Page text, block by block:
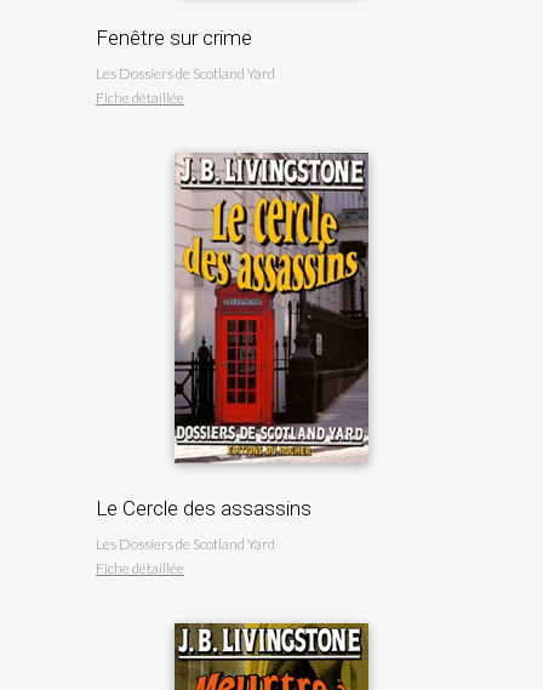
Fenêtre sur crime
Les Dossiers de Scotland Yard
Fiche détaillée
Le Cercle des assassins
Les Dossiers de Scotland Yard
Fiche détaillée